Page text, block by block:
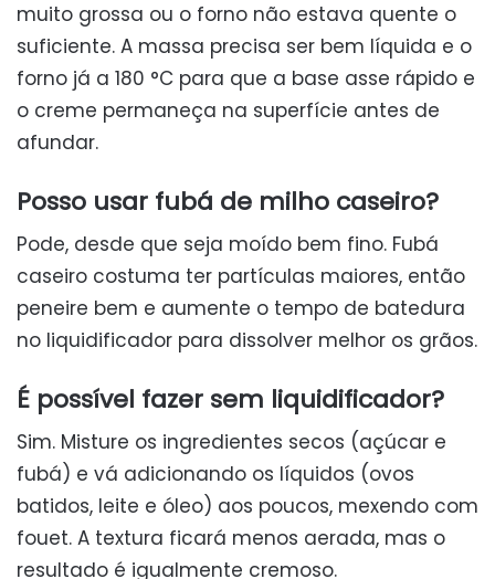
muito grossa ou o forno não estava quente o
suficiente. A massa precisa ser bem líquida e o
forno já a 180 °C para que a base asse rápido e
o creme permaneça na superfície antes de
afundar.
Posso usar fubá de milho caseiro?
Pode, desde que seja moído bem fino. Fubá
caseiro costuma ter partículas maiores, então
peneire bem e aumente o tempo de batedura
no liquidificador para dissolver melhor os grãos.
É possível fazer sem liquidificador?
Sim. Misture os ingredientes secos (açúcar e
fubá) e vá adicionando os líquidos (ovos
batidos, leite e óleo) aos poucos, mexendo com
fouet. A textura ficará menos aerada, mas o
resultado é igualmente cremoso.